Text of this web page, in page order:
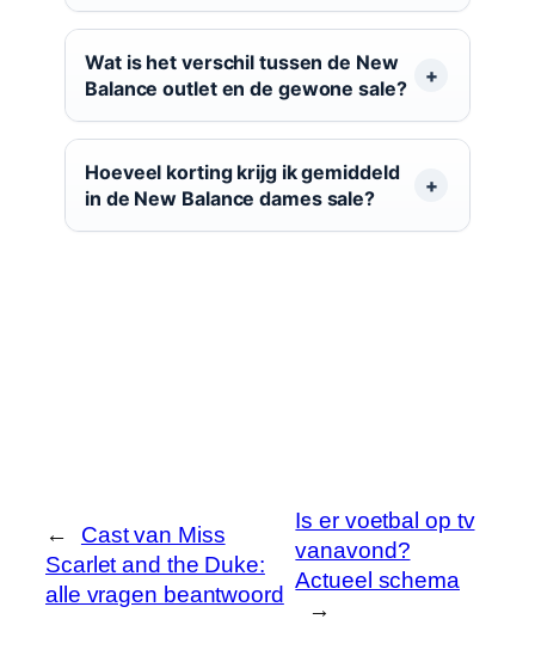
Wat is het verschil tussen de New
Balance outlet en de gewone sale?
Hoeveel korting krijg ik gemiddeld
in de New Balance dames sale?
←
Cast van Miss
Scarlet and the Duke:
alle vragen beantwoord
Is er voetbal op tv
vanavond?
Actueel schema
→